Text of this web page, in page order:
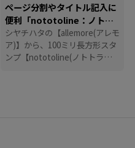
ページ分割やタイトル記入に
便利「nototoline：ノトト
ライン」
シヤチハタの【allemore(アレモ
ア)】から、100ミリ長方形スタ
ンプ【nototoline(ノトトライ